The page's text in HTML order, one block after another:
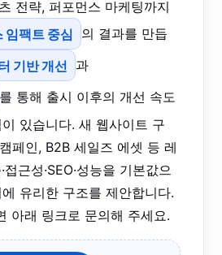
전략, 퍼포먼스 마케팅까지
임팩트 중심
의 결과를 만듭
기반 개선 과
를 통해 출시 이후의 개선 속도
있습니다. 새 웹사이트 구
페인, B2B 세일즈 에셋 등 레
근성·SEO·성능을 기본값으
유리한 구조를 제안합니다.
아래 링크로 문의해 주세요.